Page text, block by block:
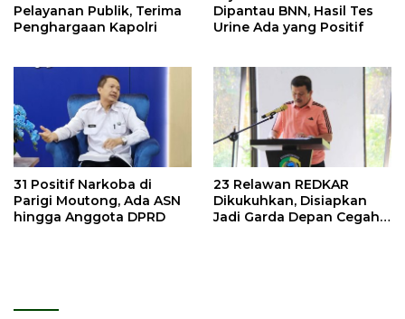
Pelayanan Publik, Terima
Penghargaan Kapolri
Dipantau BNN, Hasil Tes
Urine Ada yang Positif
31 Positif Narkoba di
Parigi Moutong, Ada ASN
hingga Anggota DPRD
23 Relawan REDKAR
Dikukuhkan, Disiapkan
Jadi Garda Depan Cegah